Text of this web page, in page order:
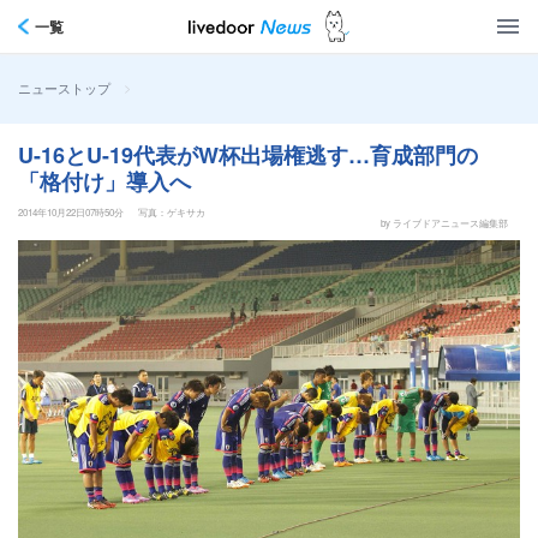
一覧
ニューストップ >
U-16とU-19代表がW杯出場権逃す…育成部門の
「格付け」導入へ
2014年10月22日07時50分
写真：ゲキサカ
by ライブドアニュース編集部